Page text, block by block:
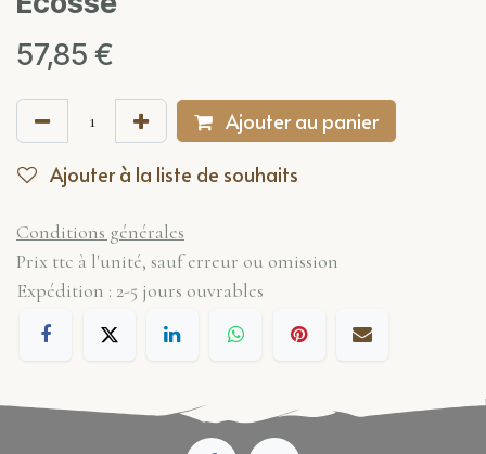
57,85 €
Ajouter au panier
Ajouter à la liste de souhaits
Conditions générales
Prix ttc à l'unité, sauf erreur ou omission
Expédition : 2-5 jours ouvrables